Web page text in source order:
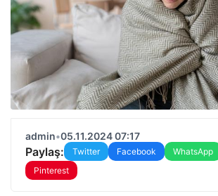
admin•05.11.2024 07:17
Paylaş: Twitter Facebook WhatsApp
Pinterest